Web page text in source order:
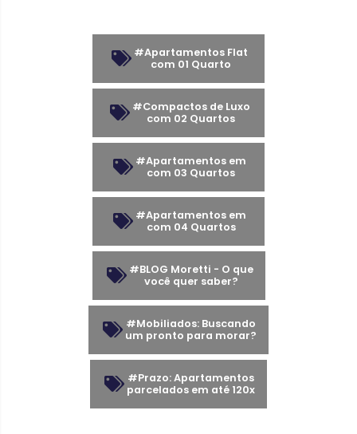
#Apartamentos Flat
com 01 Quarto
#Compactos de Luxo
com 02 Quartos
#Apartamentos em
com 03 Quartos
#Apartamentos em
com 04 Quartos
#BLOG Moretti - O que
você quer saber?
#Mobiliados: Buscando
um pronto para morar?
#Prazo: Apartamentos
parcelados em até 120x